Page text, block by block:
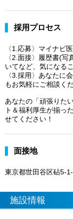
採用プロセス
〈1.応募〉マイナビ
〈2.面接〉履歴書(
いてなど、気になる
〈3.採用〉あなたに
もお気軽にご相談く
あなたの「頑張りた
ト＆福利厚生が揃っ
せてください！
面接地
東京都世田谷区砧5-
施設情報